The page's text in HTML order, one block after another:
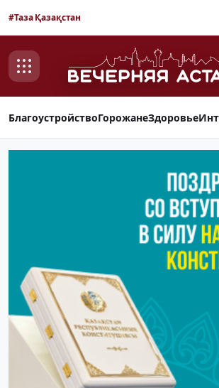
#Таза Қазақстан
БлагоустройствоГорожанеЗдоровье